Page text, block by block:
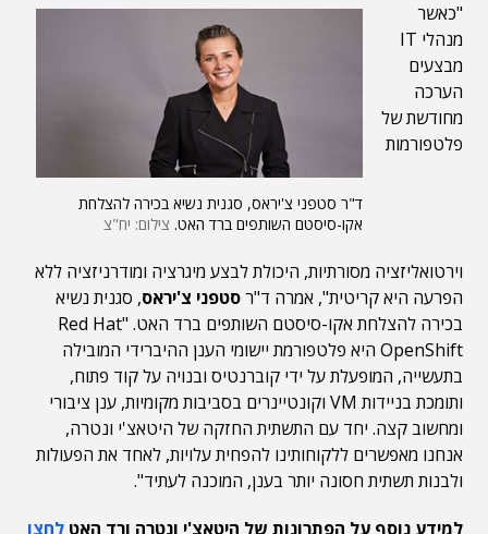
ד"ר סטפני צ'יראס, סגנית נשיא בכירה להצלחת
אקו-סיסטם השותפים ברד האט. צילום: יח"צ
"כאשר
מנהלי IT
מבצעים
הערכה
מחודשת של
פלטפורמות
וירטואליזציה מסורתיות, היכולת לבצע מיגרציה ומודרניזציה ללא
הפרעה היא קריטית", אמרה ד"רסטפני צ'יראס, סגנית נשיא
בכירה להצלחת אקו-סיסטם השותפים ברד האט. "Red Hat
OpenShift היא פלטפורמת יישומי הענן ההיברידי המובילה
בתעשייה, המופעלת על ידי קוברנטיס ובנויה על קוד פתוח,
ותומכת בניידות VM וקונטיינרים בסביבות מקומיות, ענן ציבורי
ומחשוב קצה. יחד עם התשתית החזקה של היטאצ'י ונטרה,
אנחנו מאפשרים ללקוחותינו להפחית עלויות, לאחד את הפעולות
ולבנות תשתית חסונה יותר בענן, המוכנה לעתיד".
למידע נוסף על הפתרונות של היטאצ'י ונטרה ורד האט לחצו